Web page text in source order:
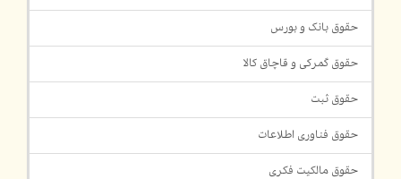
حقوق بانک و بورس
حقوق گمرکی و قاچاق کالا
حقوق ثبت
حقوق فناوری اطلاعات
حقوق مالکیت فکری